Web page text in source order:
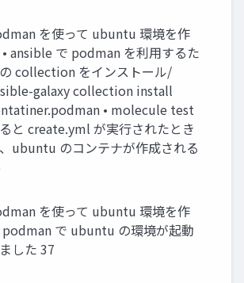
を使って ubuntu 環境を作
• ansible で podman を利用するた
collection をインストール/
galaxy collection install
• molecule test
と create.yml が実行されたとき
ubuntu のコンテナが作成される
を使って ubuntu 環境を作
podman で ubuntu の環境が起動
した 37